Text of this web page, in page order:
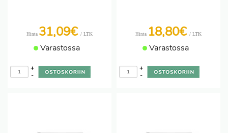
Hinta 31,09€ / LTK
Varastossa
-
+
Hinta 18,80€ / LTK
Varastossa
-
+